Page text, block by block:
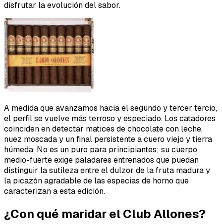
disfrutar la evolución del sabor.
A medida que avanzamos hacia el segundo y tercer tercio,
el perfil se vuelve más terroso y especiado. Los catadores
coinciden en detectar matices de chocolate con leche,
nuez moscada y un final persistente a cuero viejo y tierra
húmeda. No es un puro para principiantes; su cuerpo
medio-fuerte exige paladares entrenados que puedan
distinguir la sutileza entre el dulzor de la fruta madura y
la picazón agradable de las especias de horno que
caracterizan a esta edición.
¿Con qué maridar el Club Allones?